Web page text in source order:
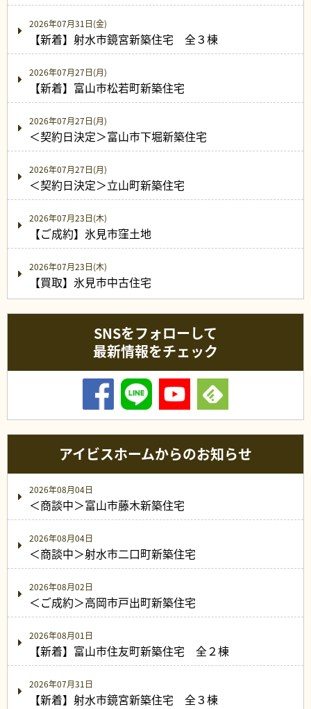
2026年07月31日(金)
【新着】射水市鏡宮新築住宅 全３棟
2026年07月27日(月)
【新着】富山市松若町新築住宅
2026年07月27日(月)
＜契約日決定＞富山市下堀新築住宅
2026年07月27日(月)
＜契約日決定＞立山町新築住宅
2026年07月23日(木)
【ご成約】氷見市窪土地
2026年07月23日(木)
【買取】氷見市中古住宅
SNSをフォローして
最新情報をチェック
アイビスホームからのお知らせ
2026年08月04日
＜商談中＞富山市藤木新築住宅
2026年08月04日
＜商談中＞射水市二口町新築住宅
2026年08月02日
＜ご成約＞高岡市戸出町新築住宅
2026年08月01日
【新着】富山市住友町新築住宅 全２棟
2026年07月31日
【新着】射水市鏡宮新築住宅 全３棟